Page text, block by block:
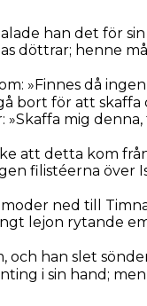
han det för
döttrar; henne
»Finnes då
bort för att
»Skaffa mig
att detta kom
filistéerna över
ned till
lejon rytande
och han slet
i sin hand;